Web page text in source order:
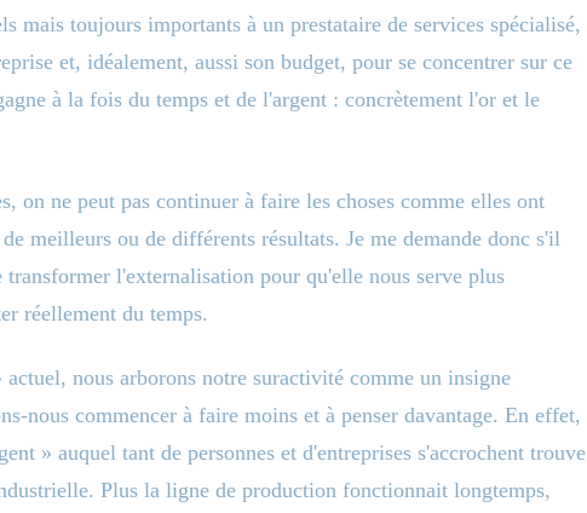
mais toujours importants à un prestataire de services spécialisé,
et, idéalement, aussi son budget, pour se concentrer sur ce
à la fois du temps et de l'argent : concrètement l'or et le
on ne peut pas continuer à faire les choses comme elles ont
meilleurs ou de différents résultats. Je me demande donc s'il
transformer l'externalisation pour qu'elle nous serve plus
réellement du temps.
nous arborons notre suractivité comme un insigne
nous commencer à faire moins et à penser davantage. En effet,
» auquel tant de personnes et d'entreprises s'accrochent trouve
Plus la ligne de production fonctionnait longtemps,